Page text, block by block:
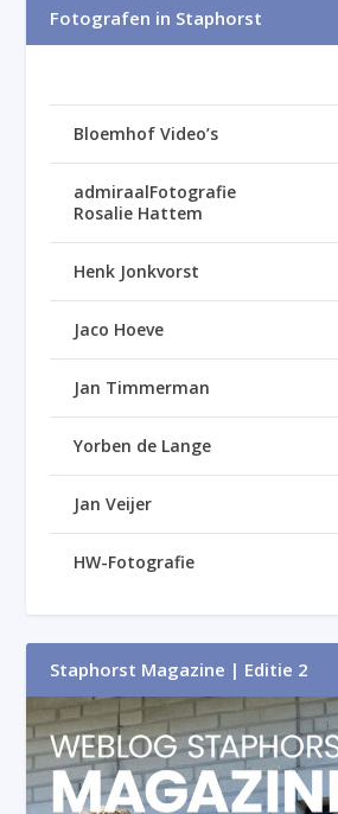
Fotografen in Staphorst
Bloemhof Video’s
admiraalFotografie
Rosalie Hattem
Henk Jonkvorst
Jaco Hoeve
Jan Timmerman
Yorben de Lange
Jan Veijer
HW-Fotografie
Staphorst Magazine | Editie 2